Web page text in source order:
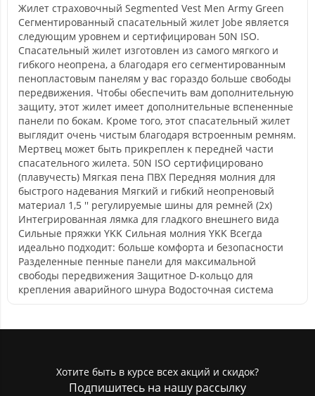
Жилет страховочный Segmented Vest Men Army Green
Сегментированный спасательный жилет Jobe является
следующим уровнем и сертифицирован 50N ISO.
Спасательный жилет изготовлен из самого мягкого и
гибкого неопрена, а благодаря его сегментированным
пенопластовым панелям у вас гораздо больше свободы
передвижения. Чтобы обеспечить вам дополнительную
защиту, этот жилет имеет дополнительные вспененные
панели по бокам. Кроме того, этот спасательный жилет
выглядит очень чистым благодаря встроенным ремням.
Мертвец может быть прикреплен к передней части
спасательного жилета. 50N ISO сертифицировано
(плавучесть) Мягкая пена ПВХ Передняя молния для
быстрого надевания Мягкий и гибкий неопреновый
материал 1,5 '' регулируемые шины для ремней (2x)
Интегрированная лямка для гладкого внешнего вида
Сильные пряжки YKK Сильная молния YKK Всегда
идеально подходит: больше комфорта и безопасности
Разделенные пенные панели для максимальной
свободы передвижения Защитное D-кольцо для
крепления аварийного шнура Водосточная система
Хотите быть в курсе всех акций и скидок?
Подпишитесь на нашу рассылку